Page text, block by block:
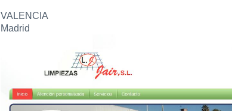
VALENCIA
Madrid